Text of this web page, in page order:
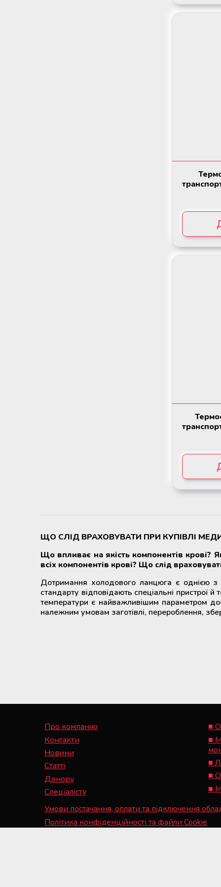
ЩО СЛІД ВРАХОВУВАТИ ПРИ КУПІВЛІ
Що впливає на якість компонентів крові?
всіх компонентів крові? Що слід
Дотримання холодового ланцюга є однією
стандарту відповідають спеціальні пристрої
температури є найважливішим параметром
належним умовам заготівлі, перероблення,
Про компанію
Контакти
Новини
Статті
Донору
Спеціалісту
Умови постачання, оплати та підключення
Політика конфіденційності та файли Cookie
■
■
■
■
■